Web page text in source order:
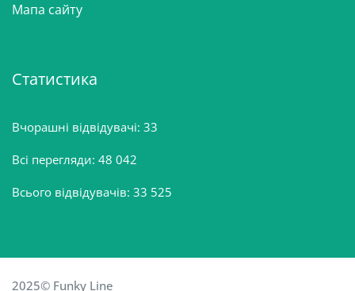
Мапа сайту
Статистика
Вчорашні відвідувачі: 33
Всі перегляди: 48 042
Всього відвідувачів: 33 525
2025© Funky Line